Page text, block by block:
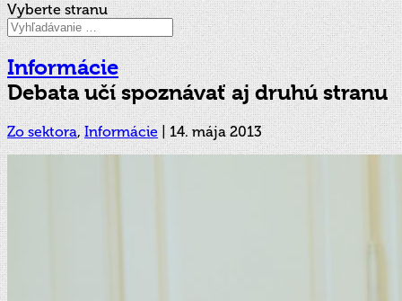
Vyberte stranu
Informácie
Debata učí spoznávať aj druhú stranu
Zo sektora,Informácie|14. mája 2013